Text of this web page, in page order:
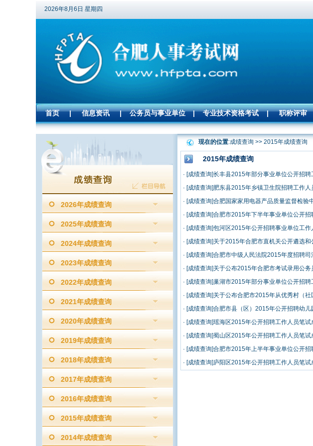
2026年8月6日 星期四
首页 | 信息资讯 | 公务员与事业单位 | 专业技术资格考试 | 职称评审
2026年成绩查询
2025年成绩查询
2024年成绩查询
2023年成绩查询
2022年成绩查询
2021年成绩查询
2020年成绩查询
2019年成绩查询
2018年成绩查询
2017年成绩查询
2016年成绩查询
2015年成绩查询
2014年成绩查询
现在的位置:成绩查询 >> 2015年成绩查询
2015年成绩查询
· [成绩查询]长丰县2015年部分事业单位公开招
· [成绩查询]肥东县2015年乡镇卫生院招聘工作
· [成绩查询]合肥国家家用电器产品质量监督检
· [成绩查询]合肥市2015年下半年事业单位公开
· [成绩查询]包河区2015年公开招聘事业单位工
· [成绩查询]关于2015年合肥市直机关公开遴选
· [成绩查询]合肥市中级人民法院2015年度招聘
· [成绩查询]关于公布2015年合肥市考试录用公
· [成绩查询]巢湖市2015年部分事业单位公开招
· [成绩查询]关于公布合肥市2015年从优秀村（
· [成绩查询]合肥市县（区）2015年公开招聘幼
· [成绩查询]瑶海区2015年公开招聘工作人员笔试
· [成绩查询]蜀山区2015年公开招聘工作人员笔试
· [成绩查询]合肥市2015年上半年事业单位公开
· [成绩查询]庐阳区2015年公开招聘工作人员笔试